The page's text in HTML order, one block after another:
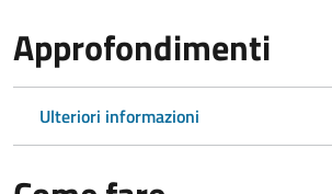
Approfondimenti
Ulteriori informazioni